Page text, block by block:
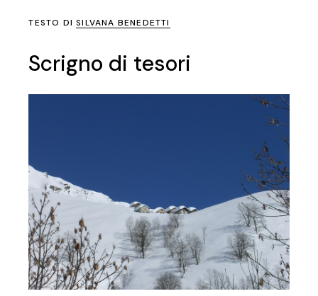
TESTO DISILVANA BENEDETTI
Scrigno di tesori